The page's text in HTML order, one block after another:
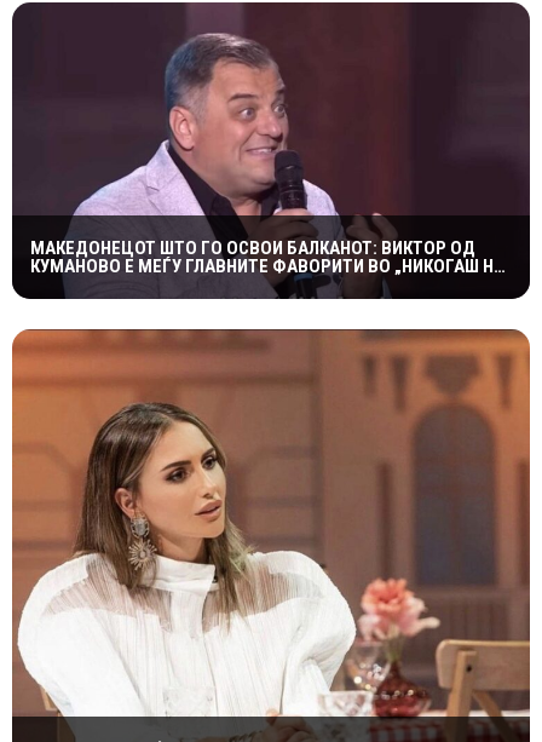
МАКЕДОНЕЦОТ ШТО ГО ОСВОИ БАЛКАНОТ: ВИКТОР ОД
КУМАНОВО Е МЕЃУ ГЛАВНИТЕ ФАВОРИТИ ВО „НИКОГАШ НЕ
Е ДОЦНА”